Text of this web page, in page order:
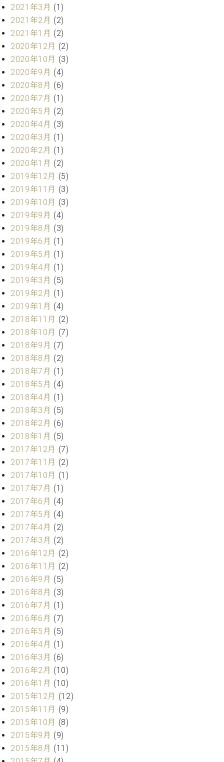
シ
ョ
ナ
ル
W.
ホ
フ
マ
ン
ト
ラ
デ
ィ
シ
ョ
ン
W.
ホ
フ
マ
ン
ヴ
ィ
ジ
ョ
ン
C.BECHSTEIN
Digital(ベ
ヒ
シ
ュ
タ
イ
ン
デ
ジ
タ
ル)
：
八
王
子
・
技
術
営
業
セ
ン
タ
ス
ッ
フ
ご
挨
拶
術
者
紹
介
展示
情報
ーロ
ピア
ノ特
選中
古】
ベ
ン
ト
情
報
八
子
工
房
ブ
ロ
ア
ク
セ
ス
お
問
合
わ
せ
ア
ー
テ
ィ
ス
ト
カ
ス
2021年3月 (1)
2021年2月 (2)
2021年1月 (2)
2020年12月 (2)
2020年10月 (3)
2020年9月 (4)
2020年8月 (6)
2020年7月 (1)
2020年5月 (2)
2020年4月 (3)
2020年3月 (1)
2020年2月 (1)
2020年1月 (2)
2019年12月 (5)
2019年11月 (3)
2019年10月 (3)
2019年9月 (4)
2019年8月 (3)
2019年6月 (1)
2019年5月 (1)
2019年4月 (1)
2019年3月 (5)
2019年2月 (1)
2019年1月 (4)
2018年11月 (2)
2018年10月 (7)
2018年9月 (7)
2018年8月 (2)
2018年7月 (1)
2018年5月 (4)
2018年4月 (1)
2018年3月 (5)
2018年2月 (6)
2018年1月 (5)
2017年12月 (7)
2017年11月 (2)
2017年10月 (1)
2017年7月 (1)
2017年6月 (4)
2017年5月 (4)
2017年4月 (2)
2017年3月 (2)
2016年12月 (2)
2016年11月 (2)
2016年9月 (5)
2016年8月 (3)
2016年7月 (1)
2016年6月 (7)
2016年5月 (5)
2016年4月 (1)
2016年3月 (6)
2016年2月 (10)
2016年1月 (10)
2015年12月 (12)
2015年11月 (9)
2015年10月 (8)
2015年9月 (9)
2015年8月 (11)